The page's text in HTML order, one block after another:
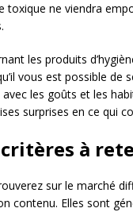
toxique ne viendra
les produits
vous est possible de
les goûts et les
surprises en ce qui
critères à
sur le marché
contenu. Elles sont